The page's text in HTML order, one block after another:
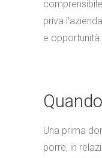
priva
e opportunità.
Una prima
porre, in